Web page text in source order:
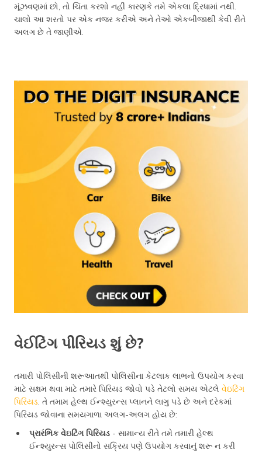
મૂંઝવણમાં છો, તો ચિંતા કરશો નહીં કારણકે તમે એકલા દ્રિધામાં નથી.
ચાલો આ શરતો પર એક નજર કરીએ અને તેઓ એકબીજાથી કેવી રીતે
અલગ છે તે જાણીએ.
વેઈટિંગ પીરિયડ શું છે?
તમારી પોલિસીની શરૂઆતથી પોલિસીના કેટલાક લાભનો ઉપયોગ કરવા
માટે સક્ષમ થવા માટે તમારે પિરિયડ જોવો પડે તેટલો સમય એટલે વેઇટિંગ
પિરિયડ. તે તમામ હેલ્થ ઈન્શ્યુરન્સ પ્લાનને લાગુ પડે છે અને દરેકમાં
પિરિયડ જોવાના સમયગાળા અલગ-અલગ હોય છે:
પ્રારંભિક વેઇટિંગ પિરિયડ - સામાન્ય રીતે તમે તમારી હેલ્થ
ઈન્શ્યુરન્સ પોલિસીનો સક્રિય પણે ઉપયોગ કરવાનું શરૂ ન કરી